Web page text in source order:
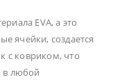
EVA, а это
ячейки, создается
с ковриком, что
в любой